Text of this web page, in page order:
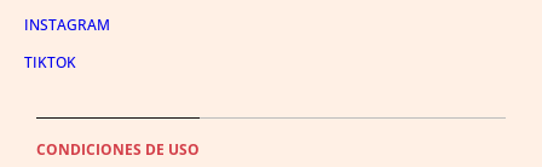
INSTAGRAM
TIKTOK
CONDICIONES DE USO